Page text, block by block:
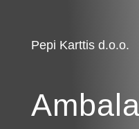
Pepi Karttis d.o.o.